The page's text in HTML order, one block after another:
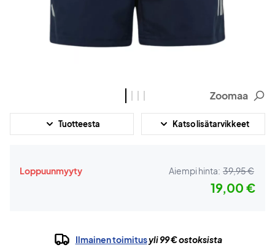
Zoomaa
Tuotteesta Katso lisätarvikkeet
Loppuunmyyty Aiempi hinta: 39,95 €
19,00 €
Ilmainen toimitusyli 99 € ostoksista